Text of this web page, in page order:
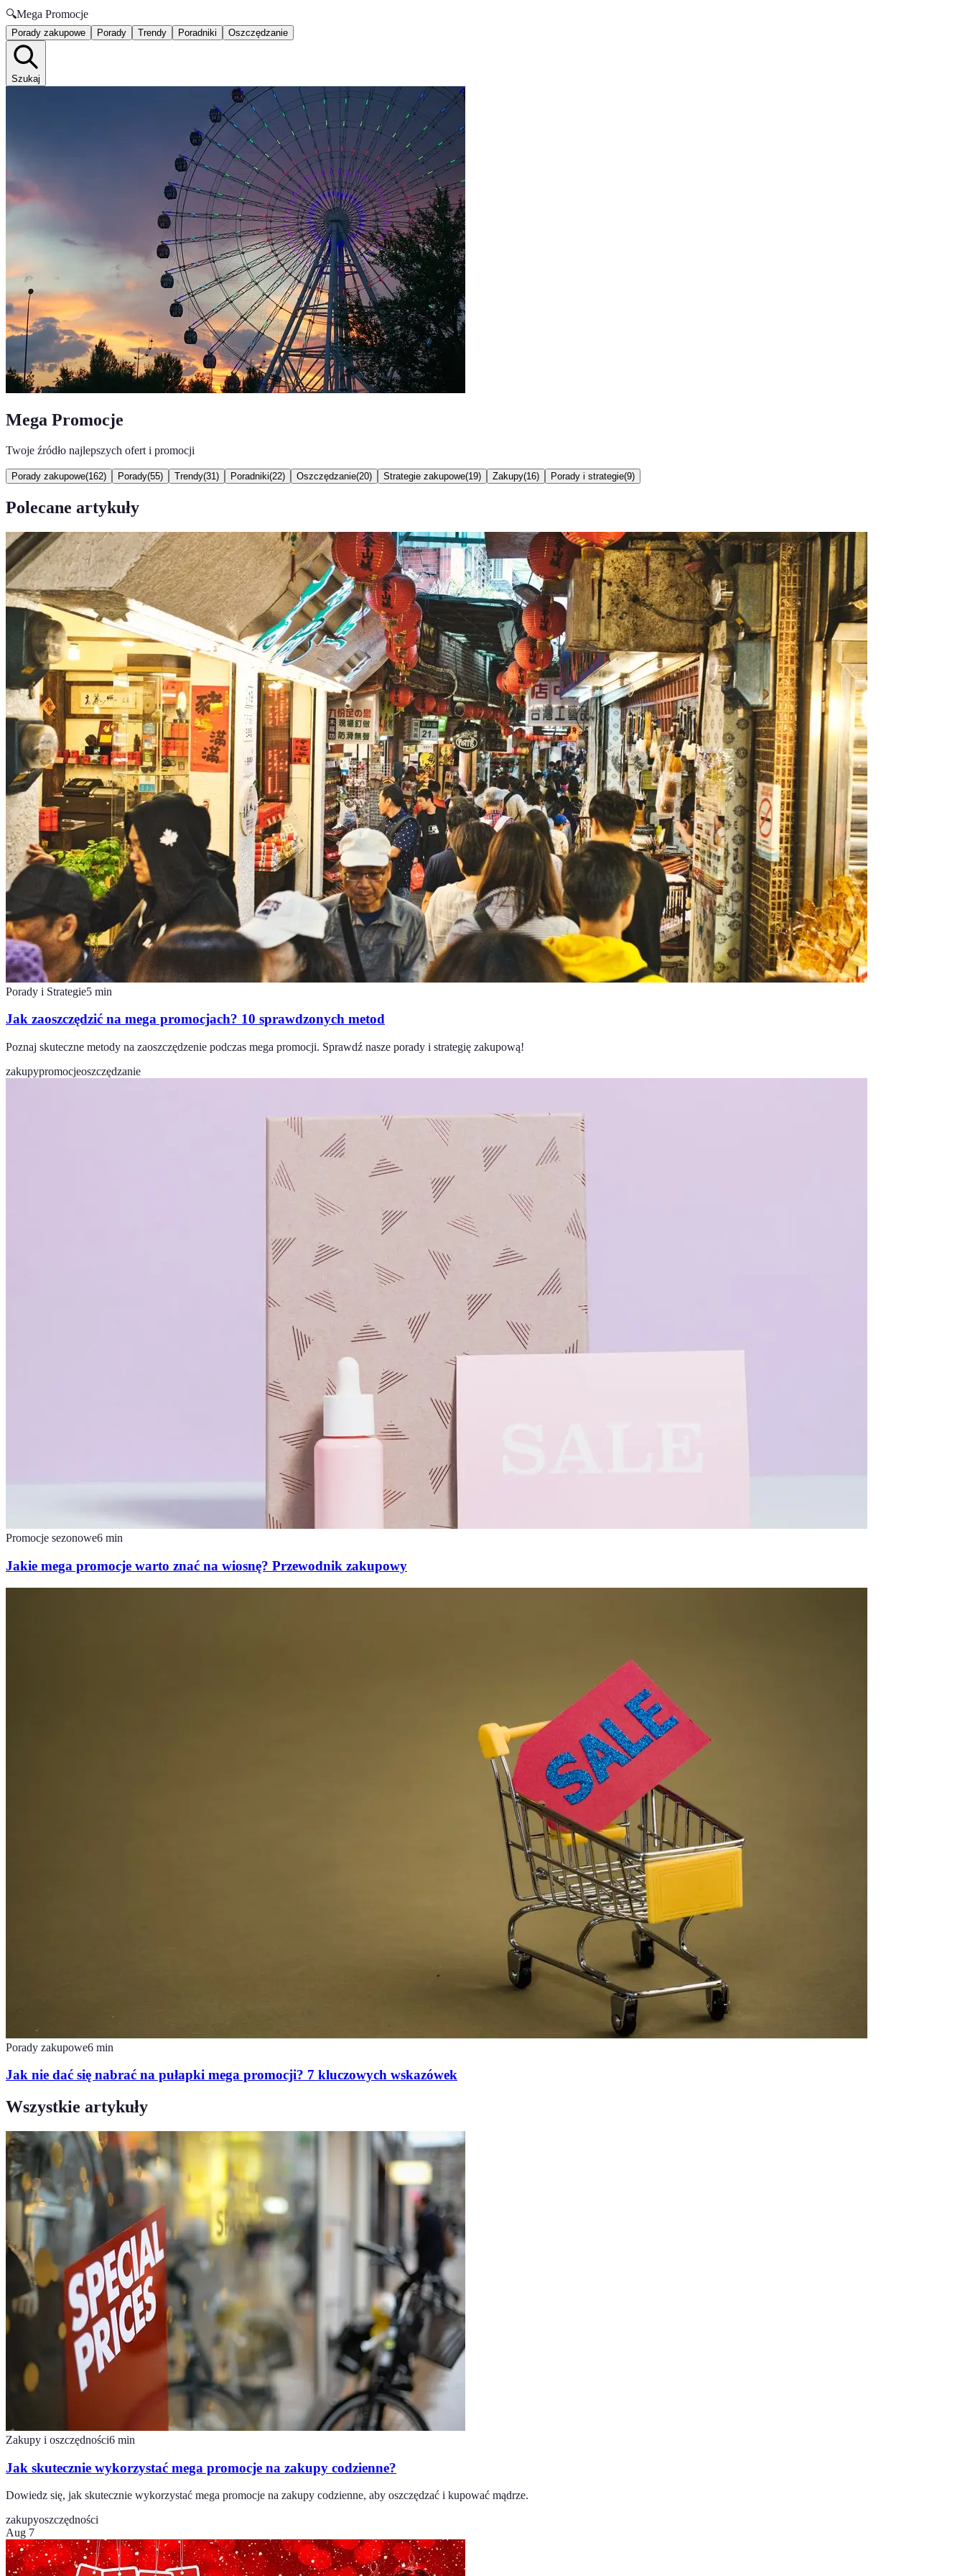
🔍Mega Promocje
Porady zakupowe Porady Trendy Poradniki Oszczędzanie
Szukaj
Mega Promocje
Twoje źródło najlepszych ofert i promocji
Porady zakupowe(162) Porady(55) Trendy(31 ) Poradniki(22) Oszczędzanie(20) Strategie zakupowe(19) Zakupy(16) Porady i strategie(9)
Polecane artykuły
Porady i Strategie5 min
Jak zaoszczędzić na mega promocjach? 10 sprawdzonych metod
Poznaj skuteczne metody na zaoszczędzenie podczas mega promocji. Sprawdź nasze porady i strategię zakupową!
zakupypromocjeoszczędzanie
Promocje sezonowe6 min
Jakie mega promocje warto znać na wiosnę? Przewodnik zakupowy
Porady zakupowe6 min
Jak nie dać się nabrać na pułapki mega promocji? 7 kluczowych wskazówek
Wszystkie artykuły
Zakupy i oszczędności6 min
Jak skutecznie wykorzystać mega promocje na zakupy codzienne?
Dowiedz się, jak skutecznie wykorzystać mega promocje na zakupy codzienne, aby oszczędzać i kupować mądrze.
zakupyoszczędności
Aug 7